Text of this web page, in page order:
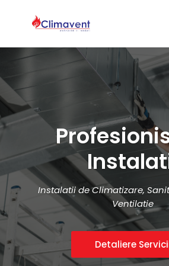
Instalatii de Climatizare,
Ventilatie
Detaliere